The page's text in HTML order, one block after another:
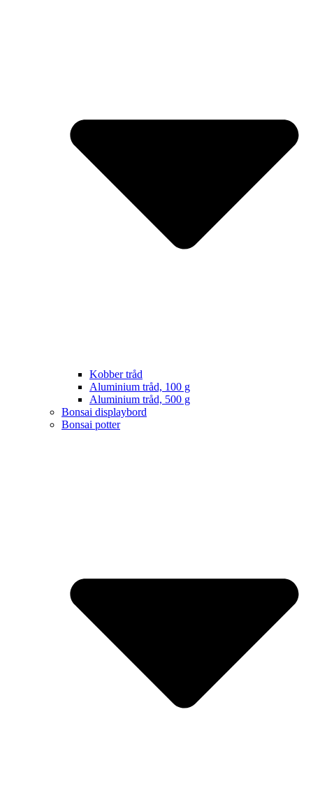
Kobber tråd
Aluminium tråd, 100 g
Aluminium tråd, 500 g
Bonsai displaybord
Bonsai potter